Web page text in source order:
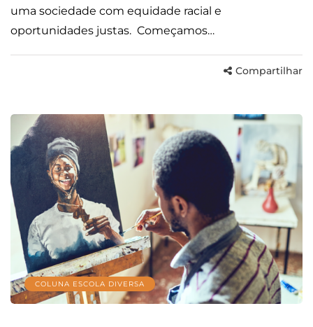
uma sociedade com equidade racial e
oportunidades justas. Começamos…
Compartilhar
COLUNA ESCOLA DIVERSA